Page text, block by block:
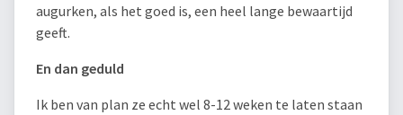
augurken, als het goed is, een heel lange bewaartijd
geeft.
En dan geduld
Ik ben van plan ze echt wel 8-12 weken te laten staan